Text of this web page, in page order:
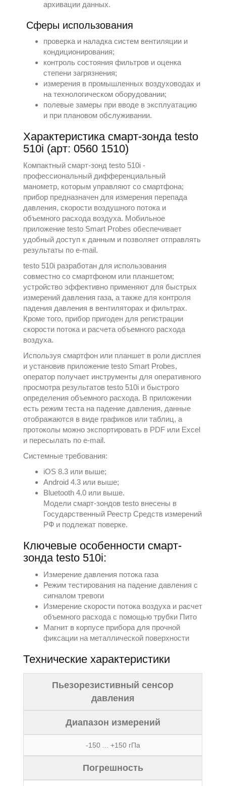
архивации данных.
Сферы использования
проверка и наладка систем вентиляции и
кондиционирования;
контроль состояния фильтров и оценка
степени загрязнения;
измерения в промышленных воздуховодах и
на технологическом оборудовании;
полевые замеры при вводе в эксплуатацию
и при плановом обслуживании.
Характеристика смарт-зонда testo
510i (арт: 0560 1510)
Компактный смарт-зонд testo 510i -
профессиональный дифференциальный
манометр, которым управляют со смартфона;
прибор предназначен для измерения перепада
давления, скорости воздушного потока и
объемного расхода воздуха. Мобильное
приложение testo Smart Probes обеспечивает
удобный доступ к данным и позволяет отправлять
результаты по e-mail.
testo 510i разработан для использования
совместно со смартфоном или планшетом;
устройство эффективно применяют для быстрых
измерений давления газа, а также для контроля
падения давления в вентиляторах и фильтрах.
Кроме того, прибор пригоден для регистрации
скорости потока и расчета объемного расхода
воздуха.
Используя смартфон или планшет в роли дисплея
и установив приложение testo Smart Probes,
оператор получает инструменты для оперативного
просмотра результатов testo 510i и быстрого
определения объемного расхода. В приложении
есть режим теста на падение давления, данные
отображаются в виде графиков или таблиц, а
протоколы можно экспортировать в PDF или Excel
и пересылать по e-mail.
Системные требования:
iOS 8.3 или выше;
Android 4.3 или выше;
Bluetooth 4.0 или выше.
Модели смарт-зондов testo внесены в
Государственный Реестр Средств измерений
РФ и подлежат поверке.
Ключевые особенности смарт-
зонда testo 510i:
Измерение давления потока газа
Режим тестирования на падение давления с
сигналом тревоги
Измерение скорости потока воздуха и расчет
объемного расхода с помощью трубки Пито
Магнит в корпусе прибора для прочной
фиксации на металлической поверхности
Технические характеристики
Пьезорезистивный сенсор
давления
Диапазон измерений
-150 ... +150 гПа
Погрешность